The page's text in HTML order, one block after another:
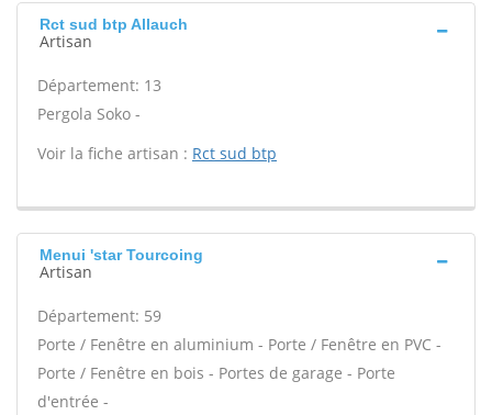
Rct sud btp Allauch
Artisan
Département: 13
Pergola Soko -
Voir la fiche artisan : Rct sud btp
Menui 'star Tourcoing
Artisan
Département: 59
Porte / Fenêtre en aluminium - Porte / Fenêtre en PVC -
Porte / Fenêtre en bois - Portes de garage - Porte
d'entrée -